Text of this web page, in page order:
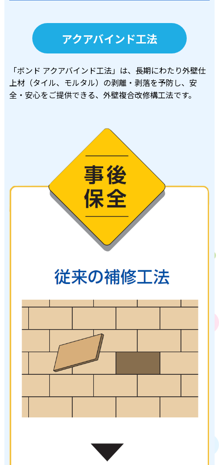
アクアバインド工法
「ボンド アクアバインド工法」は、長期にわたり外壁仕
上材（タイル、モルタル）の剥離・剥落を予防し、安
全・安心をご提供できる、外壁複合改修構工法です。